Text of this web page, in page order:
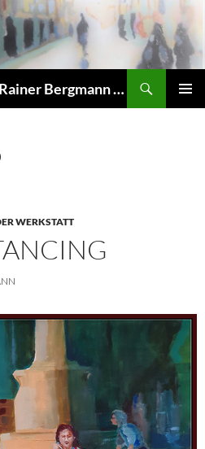
Figurative Malerei von Rainer Bergmann M.A.
WERKSTATT